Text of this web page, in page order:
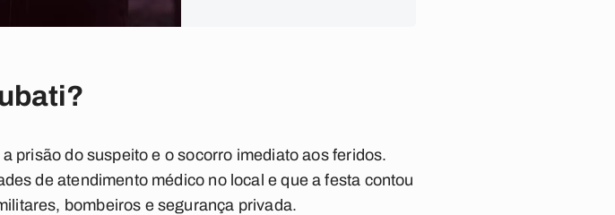
prisão do suspeito e o socorro imediato aos feridos.
de atendimento médico no local e que a festa contou
bombeiros e segurança privada.